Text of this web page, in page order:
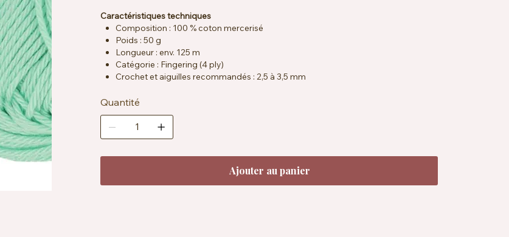
Caractéristiques techniques
Composition : 100 % coton mercerisé
Poids : 50 g
Longueur : env. 125 m
Catégorie : Fingering (4 ply)
Crochet et aiguilles recommandés : 2,5 à 3,5 mm
Certification : OEKO-TEX® Standard 100, EN71-3
Entretien : lavable en machine à 40 °C
Fabrication : produit à partir d'eaux de teinture recyclées
Quantité
Ajouter au panier